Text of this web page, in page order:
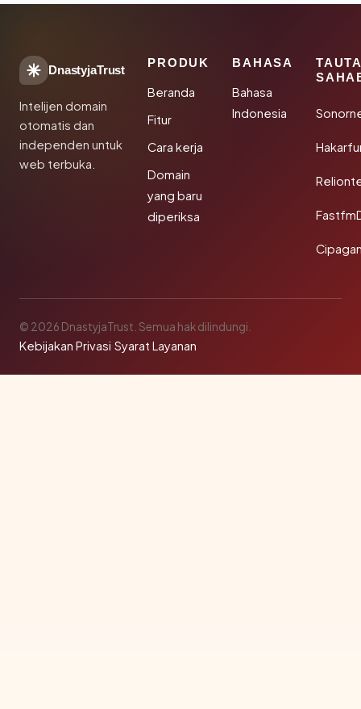
DnastyjaTrust
Intelijen domain
otomatis dan
independen untuk
web terbuka.
PRODUK
Beranda
Fitur
Cara kerja
Domain
yang baru
diperiksa
BAHASA
Bahasa
Indonesia
© 2026 DnastyjaTrust. Semua hak dilindungi.
Kebijakan Privasi·Syarat Layanan